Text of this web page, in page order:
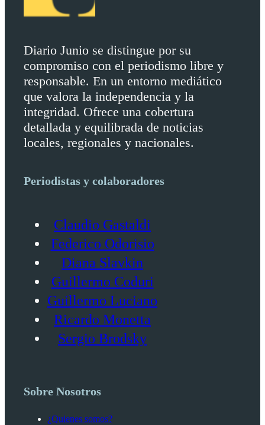
Diario Junio se distingue por su
compromiso con el periodismo libre y
responsable. En un entorno mediático
que valora la independencia y la
integridad. Ofrece una cobertura
detallada y equilibrada de noticias
locales, regionales y nacionales.
Periodistas y colaboradores
Claudio Gastaldi
Federico Odorisio
Diana Slavkin
Guillermo Coduri
Guillermo Luciano
Ricardo Monetta
Sergio Brodsky
Sobre Nosotros
¿Quienes somos?